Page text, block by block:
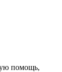
помощь,